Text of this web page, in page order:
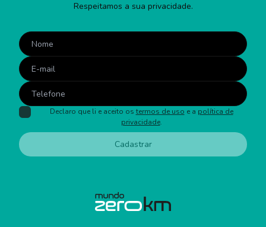
Respeitamos a sua privacidade.
Declaro que li e aceito os termos de uso e a política de
privacidade.
Cadastrar